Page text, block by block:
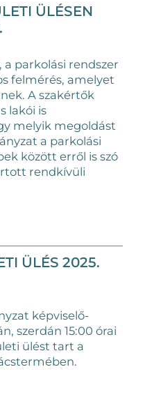
ÜLÉSEN
a parkolási rendszer
felmérés, amelyet
A szakértők
lakói is
melyik megoldást
a parkolási
között erről is szó
rendkívüli
ÜLÉS 2025.
képviselő-
szerdán 15:00 órai
ülést tart a